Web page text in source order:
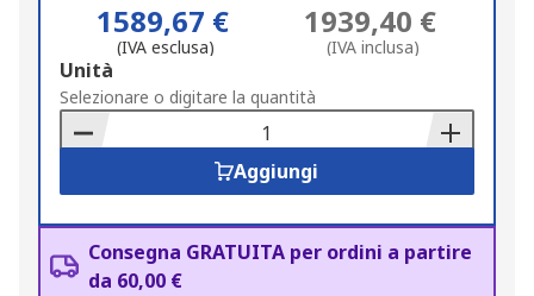
1589,67 €
(IVA esclusa)
1939,40 €
(IVA inclusa)
Add
to
Basket
Unità
Selezionare o digitare la quantità
Aggiungi
Consegna GRATUITA per ordini a partire
da 60,00 €